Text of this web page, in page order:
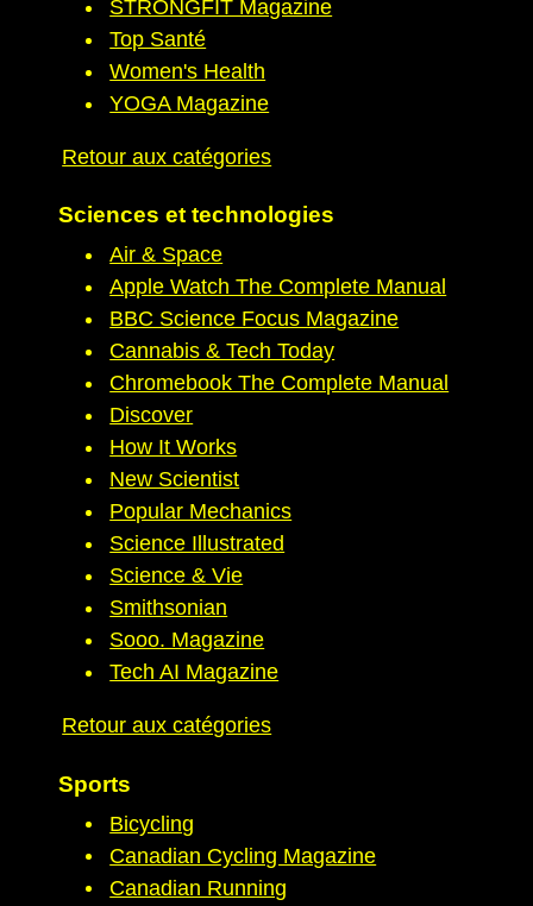
STRONGFIT Magazine
Top Santé
Women's Health
YOGA Magazine
Retour aux catégories
Sciences et technologies
Air & Space
Apple Watch The Complete Manual
BBC Science Focus Magazine
Cannabis & Tech Today
Chromebook The Complete Manual
Discover
How It Works
New Scientist
Popular Mechanics
Science Illustrated
Science & Vie
Smithsonian
Sooo. Magazine
Tech AI Magazine
Retour aux catégories
Sports
Bicycling
Canadian Cycling Magazine
Canadian Running